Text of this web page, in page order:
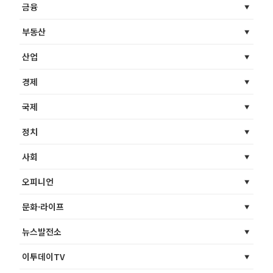
금융
부동산
산업
경제
국제
정치
사회
오피니언
문화·라이프
뉴스발전소
이투데이TV